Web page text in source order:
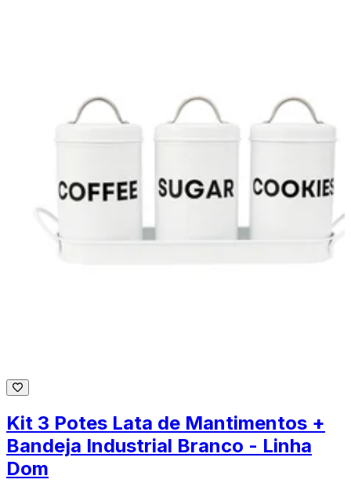
Kit 3 Potes Lata de Mantimentos +
Bandeja Industrial Branco - Linha
Dom